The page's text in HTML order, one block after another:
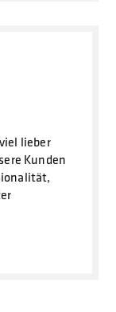
lieber
Kunden